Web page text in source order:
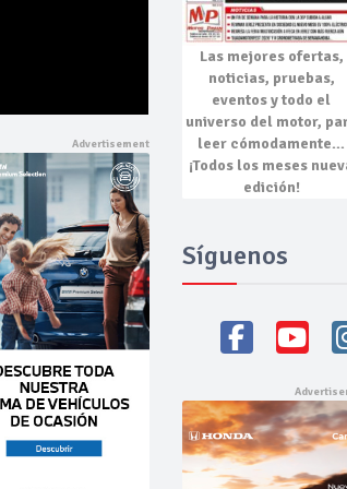
Las mejores ofertas,
noticias, pruebas,
eventosy todo el
universo del motor,
leer cómodamente…
¡Todos los meses
edición!
Síguenos